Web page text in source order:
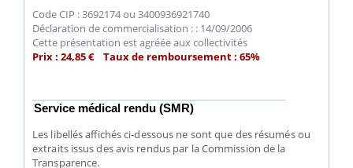
Code CIP : 3692174 ou 3400936921740
Déclaration de commercialisation : : 14/09/2006
Cette présentation est agréée aux collectivités
Prix : 24,85 € Taux de remboursement : 65%
Service médical rendu (SMR)
Les libellés affichés ci-dessous ne sont que des résumés ou
extraits issus des avis rendus par la Commission de la
Transparence.